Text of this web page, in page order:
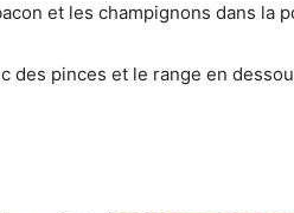
et les champignons dans la
des pinces et le range en